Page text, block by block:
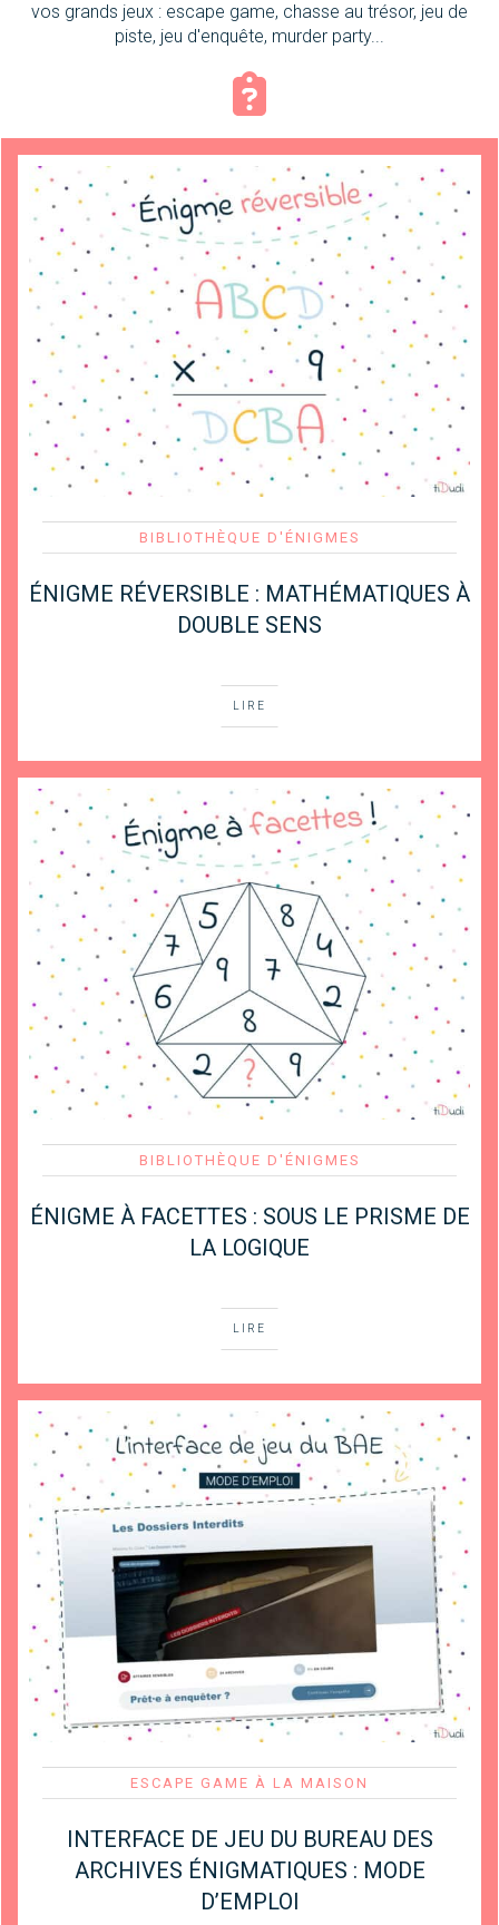
vos grands jeux : escape game, chasse au trésor, jeu de
piste, jeu d'enquête, murder party...
BIBLIOTHÈQUE D'ÉNIGMES
ÉNIGME RÉVERSIBLE : MATHÉMATIQUES À
DOUBLE SENS
LIRE
BIBLIOTHÈQUE D'ÉNIGMES
ÉNIGME À FACETTES : SOUS LE PRISME DE
LA LOGIQUE
LIRE
ESCAPE GAME À LA MAISON
INTERFACE DE JEU DU BUREAU DES
ARCHIVES ÉNIGMATIQUES : MODE
D’EMPLOI